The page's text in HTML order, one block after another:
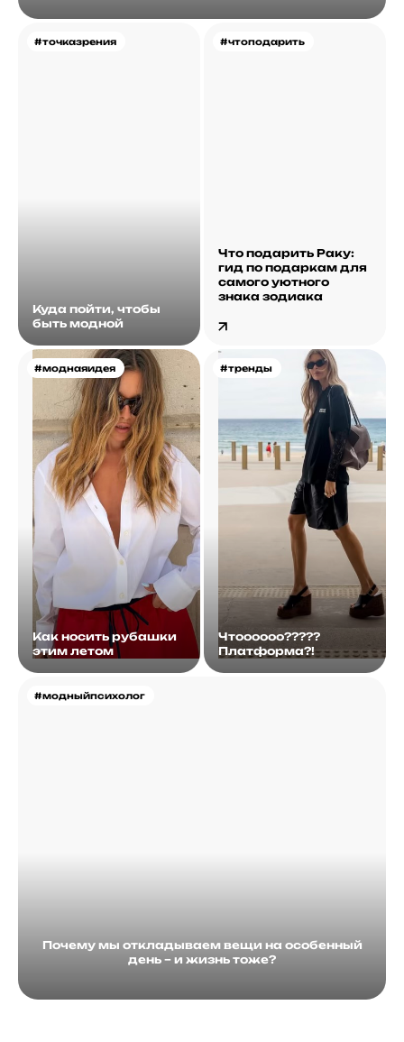
#точказрения
Куда пойти, чтобы
быть модной
#чтоподарить
Что подарить Раку:
гид по подаркам для
самого уютного
знака зодиака
#моднаяидея
Как носить рубашки
этим летом
#тренды
Чтоооооо?????
Платформа?!
#модныйпсихолог
Почему мы откладываем вещи на особенный
день – и жизнь тоже?